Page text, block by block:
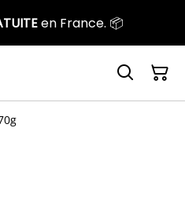
en France. 📦